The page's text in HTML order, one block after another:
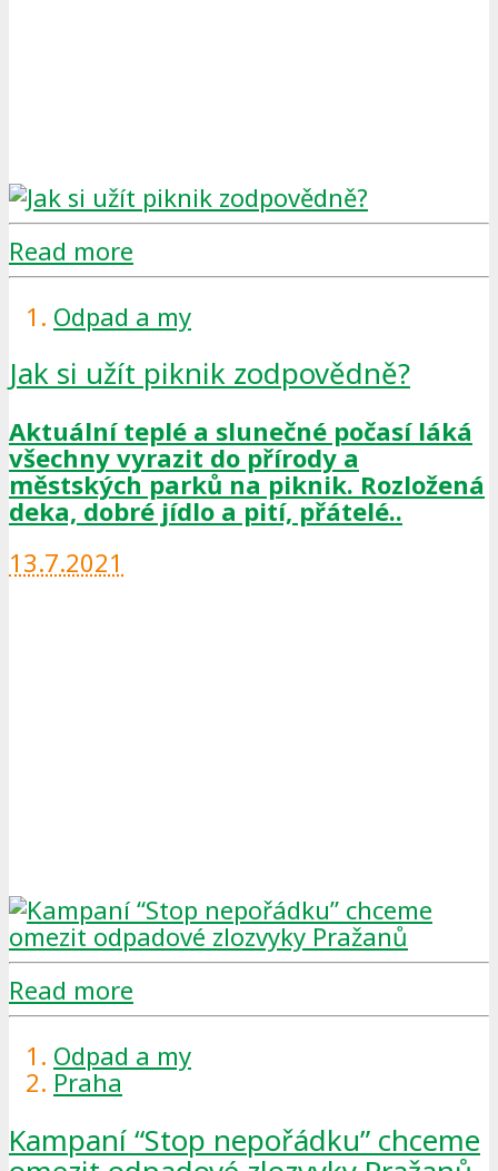
Read more
Odpad a my
Jak si užít piknik zodpovědně?
Aktuální teplé a slunečné počasí láká
všechny vyrazit do přírody a
městských parků na piknik. Rozložená
deka, dobré jídlo a pití, přátelé..
13.7.2021
Read more
Odpad a my
Praha
Kampaní “Stop nepořádku” chceme